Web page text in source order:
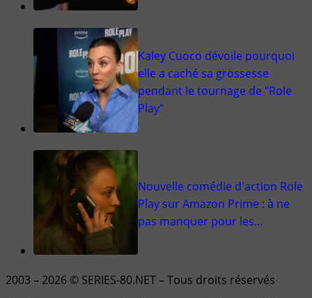
Kaley Cuoco dévoile pourquoi
elle a caché sa grossesse
pendant le tournage de "Role
Play"
Nouvelle comédie d'action Role
Play sur Amazon Prime : à ne
pas manquer pour les…
2003 – 2026 © SERIES-80.NET – Tous droits réservés